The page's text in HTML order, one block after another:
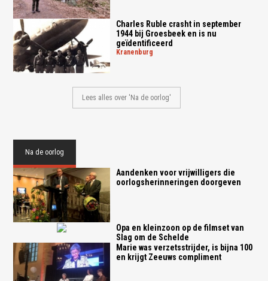
Charles Ruble crasht in september
1944 bij Groesbeek en is nu
geïdentificeerd
kranenburg
Lees alles over 'Na de oorlog'
Na de oorlog
Aandenken voor vrijwilligers die
oorlogsherinneringen doorgeven
Opa en kleinzoon op de filmset van
Slag om de Schelde
Marie was verzetsstrijder, is bijna 100
en krijgt Zeeuws compliment